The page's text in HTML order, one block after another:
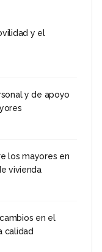
y el
y de apoyo
los mayores en
vivienda
en el
calidad